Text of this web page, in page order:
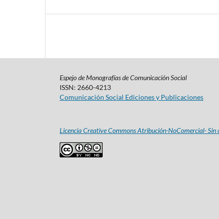
Espejo de Monografías de Comunicación Social
ISSN: 2660-4213
Comunicación Social Ediciones y Publicaciones
Licencia Creative Commons Atribución-NoComercial-